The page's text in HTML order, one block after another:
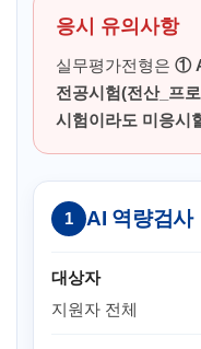
응시 유의사항
실무평가전형은 ①
전공시험(전산_프
시험이라도 미응시
1 AI 역량검사
대상자
지원자 전체